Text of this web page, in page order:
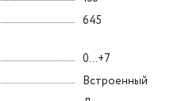
645
0...+7
Встроенный